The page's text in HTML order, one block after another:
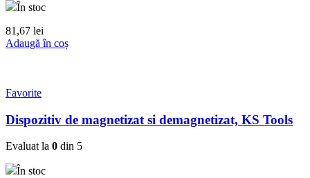
În stoc
81,67 lei
Adaugă în coș
Favorite
Dispozitiv de magnetizat si demagnetizat, KS Tools
Evaluat la 0 din 5
În stoc